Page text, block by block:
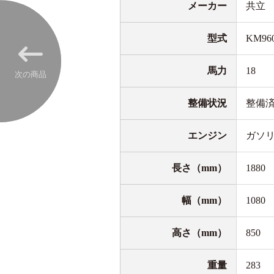
次の商品
メーカー 共立
型式
馬力 18
整備状況 整備
エンジン ガソ
長さ（mm） 1880
幅（mm） 1080
高さ（mm） 850
重量 283